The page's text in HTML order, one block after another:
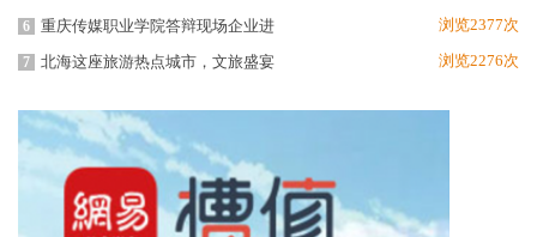
6 重庆传媒职业学院答辩现场企业进 浏览2377次
7 北海这座旅游热点城市，文旅盛宴 浏览2276次